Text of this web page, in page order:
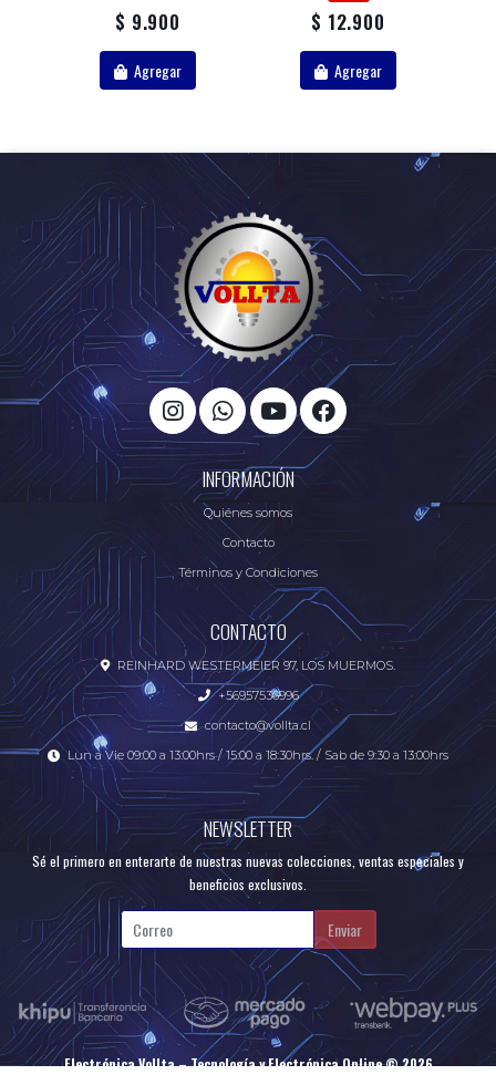
$ 9.900
Agregar
$ 12.900
Agregar
INFORMACIÓN
Quiénes somos
Contacto
Términos y Condiciones
CONTACTO
REINHARD WESTERMEIER 97, LOS MUERMOS.
+56957536996
contacto@vollta.cl
Lun a Vie 09:00 a 13:00hrs / 15:00 a 18:30hrs. / Sab de 9:30 a 13:00hrs
NEWSLETTER
Sé el primero en enterarte de nuestras nuevas colecciones, ventas especiales y
beneficios exclusivos.
Enviar
Electrónica Vollta – Tecnología y Electrónica Online © 2026